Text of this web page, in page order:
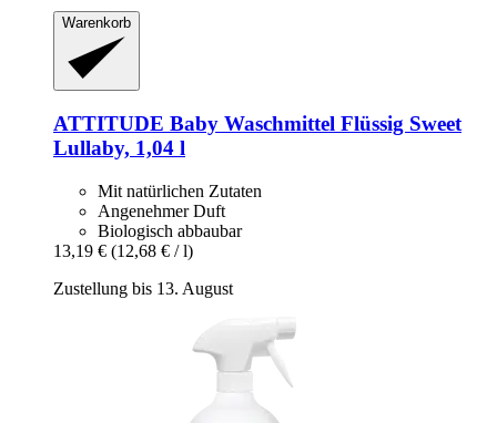
Warenkorb
ATTITUDE Baby Waschmittel Flüssig Sweet
Lullaby, 1,04 l
Mit natürlichen Zutaten
Angenehmer Duft
Biologisch abbaubar
13,19 € (12,68 € / l)
Zustellung bis 13. August